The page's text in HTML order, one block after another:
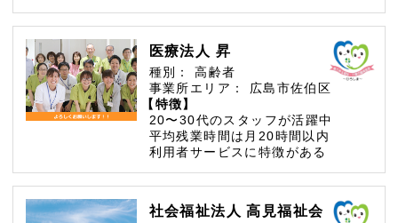
医療法人 昇
種別：
高齢者
事業所エリア：
広島市佐伯区
【特徴】
20〜30代のスタッフが活躍中
平均残業時間は月20時間以内
利用者サービスに特徴がある
社会福祉法人 高見福祉会